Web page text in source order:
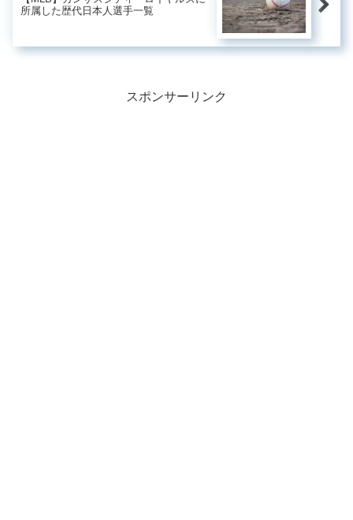
所属した歴代日本人選手一覧
スポンサーリンク